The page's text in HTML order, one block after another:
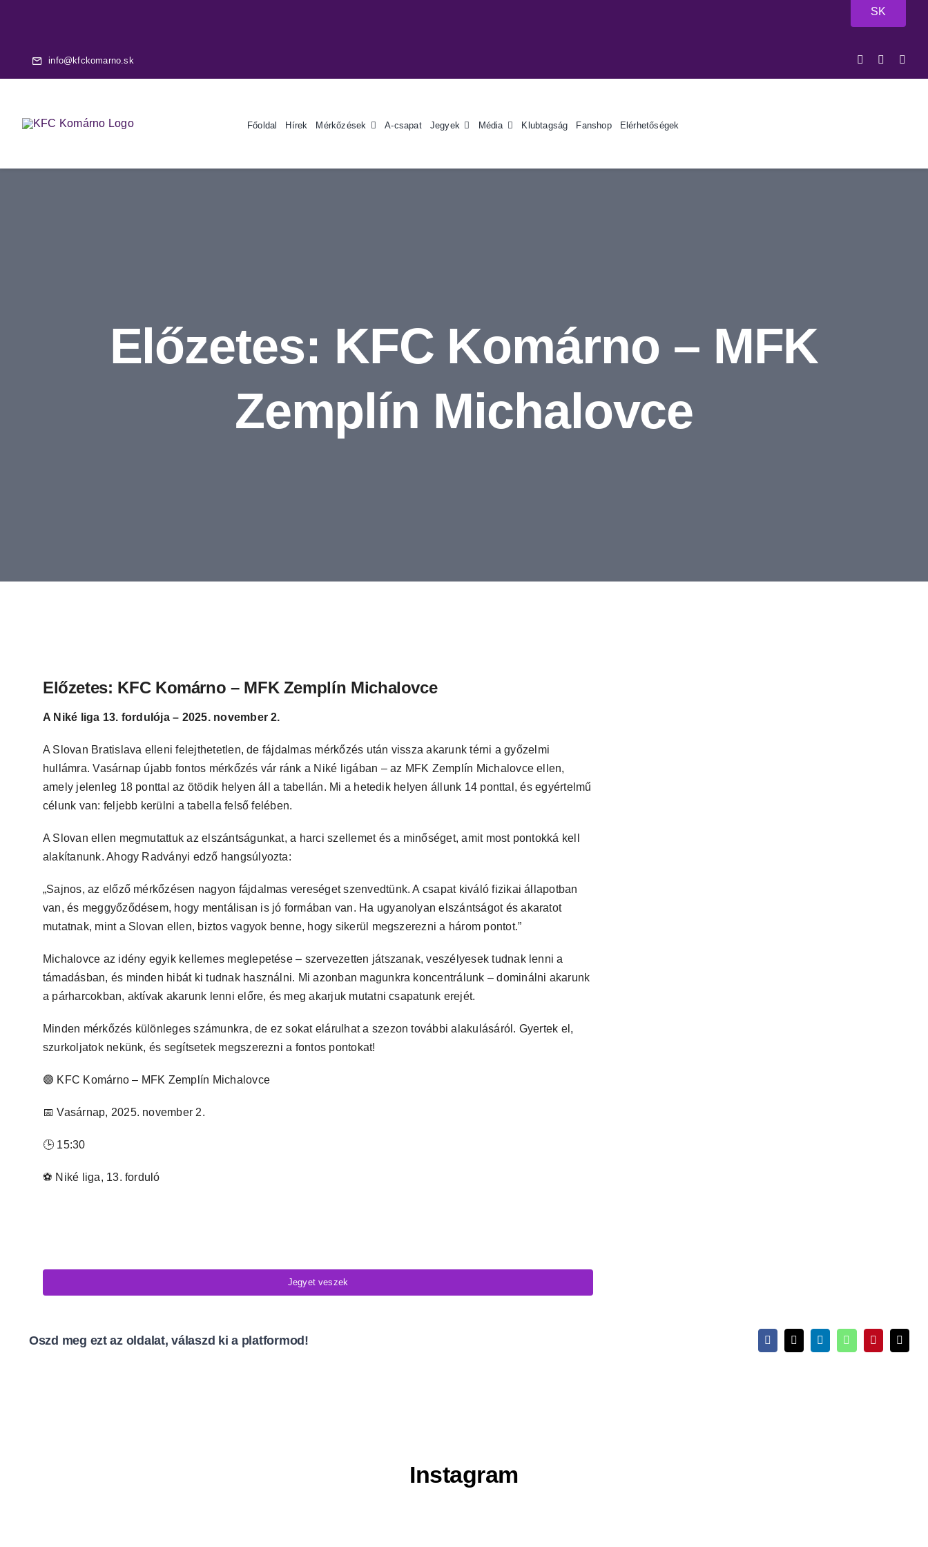
SK
info@kfckomarno.sk
Főoldal Hírek Mérkőzések A-csapat Jegyek Média Klubtagság Fanshop Elérhetőségek
Előzetes: KFC Komárno – MFK
Zemplín Michalovce
Előzetes: KFC Komárno – MFK Zemplín Michalovce
A Niké liga 13. fordulója – 2025. november 2.
A Slovan Bratislava elleni felejthetetlen, de fájdalmas mérkőzés után vissza akarunk térni a győzelmi
hullámra. Vasárnap újabb fontos mérkőzés vár ránk a Niké ligában – az MFK Zemplín Michalovce ellen,
amely jelenleg 18 ponttal az ötödik helyen áll a tabellán. Mi a hetedik helyen állunk 14 ponttal, és egyértelmű
célunk van: feljebb kerülni a tabella felső felében.
A Slovan ellen megmutattuk az elszántságunkat, a harci szellemet és a minőséget, amit most pontokká kell
alakítanunk. Ahogy Radványi edző hangsúlyozta:
„Sajnos, az előző mérkőzésen nagyon fájdalmas vereséget szenvedtünk. A csapat kiváló fizikai állapotban
van, és meggyőződésem, hogy mentálisan is jó formában van. Ha ugyanolyan elszántságot és akaratot
mutatnak, mint a Slovan ellen, biztos vagyok benne, hogy sikerül megszerezni a három pontot.”
Michalovce az idény egyik kellemes meglepetése – szervezetten játszanak, veszélyesek tudnak lenni a
támadásban, és minden hibát ki tudnak használni. Mi azonban magunkra koncentrálunk – dominálni akarunk
a párharcokban, aktívak akarunk lenni előre, és meg akarjuk mutatni csapatunk erejét.
Minden mérkőzés különleges számunkra, de ez sokat elárulhat a szezon további alakulásáról. Gyertek el,
szurkoljatok nekünk, és segítsetek megszerezni a fontos pontokat!
🟣 KFC Komárno – MFK Zemplín Michalovce
📅 Vasárnap, 2025. november 2.
🕒 15:30
⚽ Niké liga, 13. forduló
Jegyet veszek
Oszd meg ezt az oldalat, válaszd ki a platformod!
Instagram